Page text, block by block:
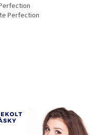
Perfection